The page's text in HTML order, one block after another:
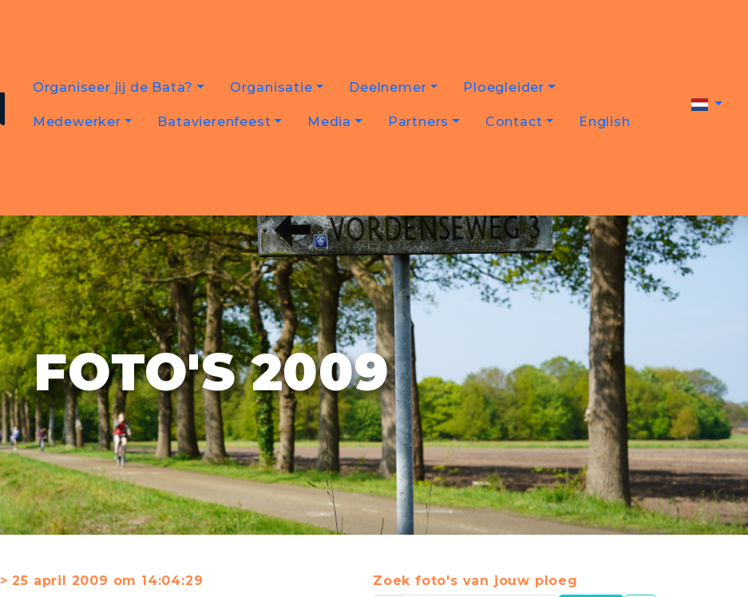
Organiseer jij de Bata? Organisatie Deelnemer Ploegleider
Medewerker Batavierenfeest Media Partners Contact English
FOTO'S 2009
> 25 april 2009 om 14:04:29
Zoek foto's van jouw ploeg